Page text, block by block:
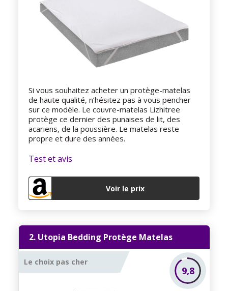
Si vous souhaitez acheter un protège-matelas
de haute qualité, n’hésitez pas à vous pencher
sur ce modèle. Le couvre-matelas Lizhitree
protège ce dernier des punaises de lit, des
acariens, de la poussière. Le matelas reste
propre et dure des années.
Test et avis
Voir le prix
2. Utopia Bedding Protège Matelas
Le choix pas cher
9,8